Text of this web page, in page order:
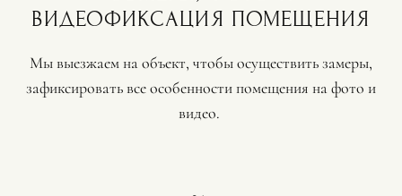
ВИДЕОФИКСАЦИЯ ПОМЕЩЕНИЯ
Мы выезжаем на объект, чтобы осуществить замеры,
зафиксировать все особенности помещения на фото и
видео.